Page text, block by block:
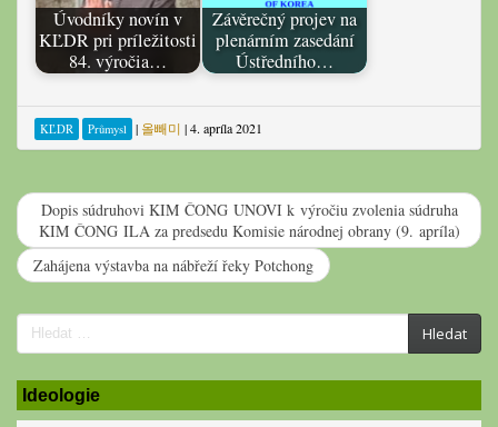
Úvodníky novín v
KĽDR pri príležitosti
84. výročia…
Závěrečný projev na
plenárním zasedání
Ústředního…
KĽDR Průmysl | 올빼미 |4. apríla 2021
Dopis súdruhovi KIM ČONG UNOVI k výročiu zvolenia súdruha
KIM ČONG ILA za predsedu Komisie národnej obrany (9. apríla)
Zahájena výstavba na nábřeží řeky Potchong
Search
for:
Hledat
Ideologie